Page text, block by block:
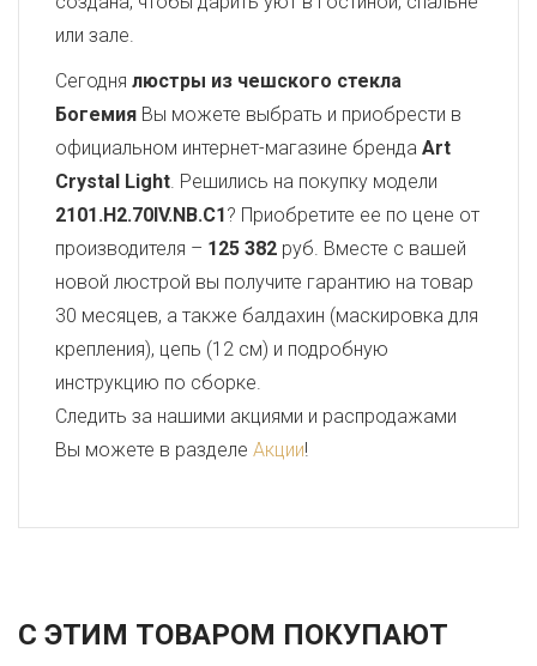
или зале.
Сегодня люстры из чешского стекла
Богемия Вы можете выбрать и приобрести в
официальном интернет-магазине бренда Art
Crystal Light. Решились на покупку модели
2101.H2.70IV.NB.C1? Приобретите ее по цене от
производителя – 125 382 руб. Вместе с вашей
новой люстрой вы получите гарантию на товар
30 месяцев, а также балдахин (маскировка для
крепления), цепь (12 см) и подробную
инструкцию по сборке.
Следить за нашими акциями и распродажами
Вы можете в разделе Акции!
С ЭТИМ ТОВАРОМ ПОКУПАЮТ